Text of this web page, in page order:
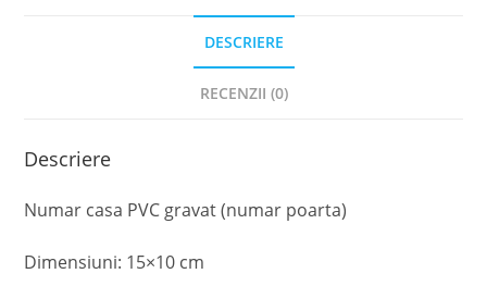
DESCRIERE
RECENZII (0)
Descriere
Numar casa PVC gravat (numar poarta)
Dimensiuni: 15×10 cm